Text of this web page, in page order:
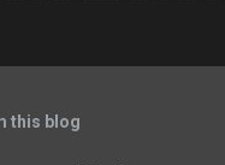
this blog